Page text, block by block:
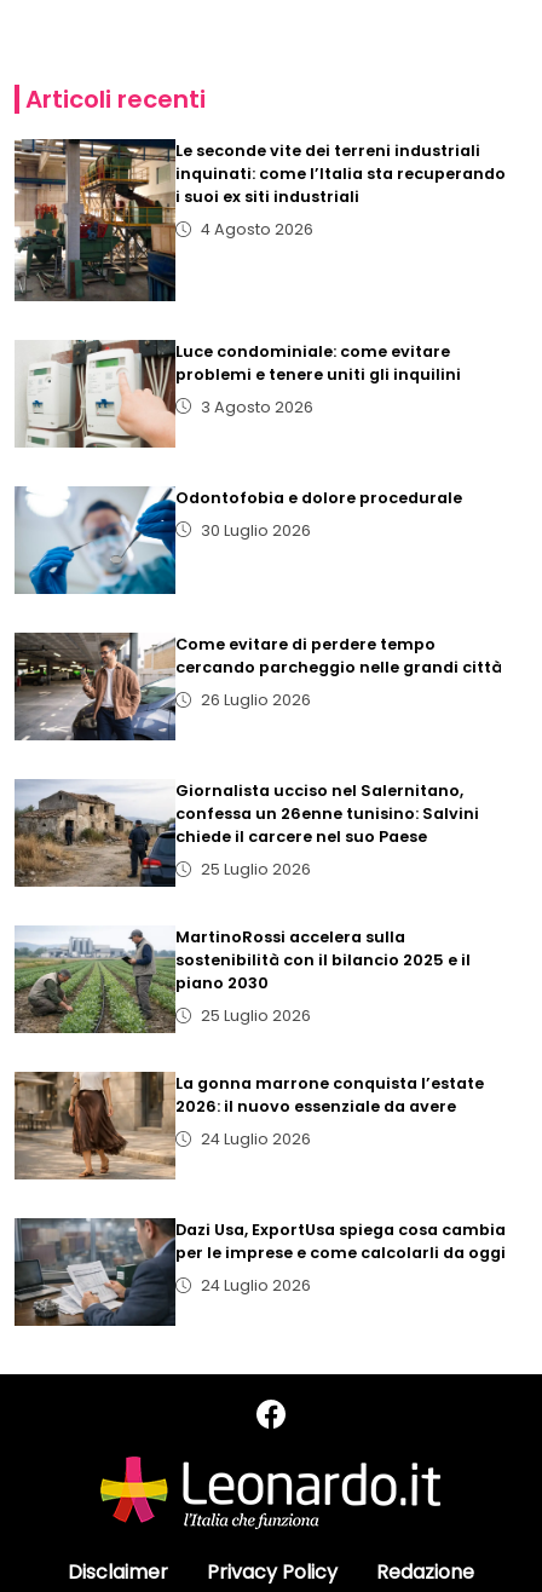
Articoli recenti
Le seconde vite dei terreni industriali
inquinati: come l’Italia sta recuperando
i suoi ex siti industriali
4 Agosto 2026
Luce condominiale: come evitare
problemi e tenere uniti gli inquilini
3 Agosto 2026
Odontofobia e dolore procedurale
30 Luglio 2026
Come evitare di perdere tempo
cercando parcheggio nelle grandi città
26 Luglio 2026
Giornalista ucciso nel Salernitano,
confessa un 26enne tunisino: Salvini
chiede il carcere nel suo Paese
25 Luglio 2026
MartinoRossi accelera sulla
sostenibilità con il bilancio 2025 e il
piano 2030
25 Luglio 2026
La gonna marrone conquista l’estate
2026: il nuovo essenziale da avere
24 Luglio 2026
Dazi Usa, ExportUsa spiega cosa cambia
per le imprese e come calcolarli da oggi
24 Luglio 2026
Disclaimer Privacy Policy Redazione